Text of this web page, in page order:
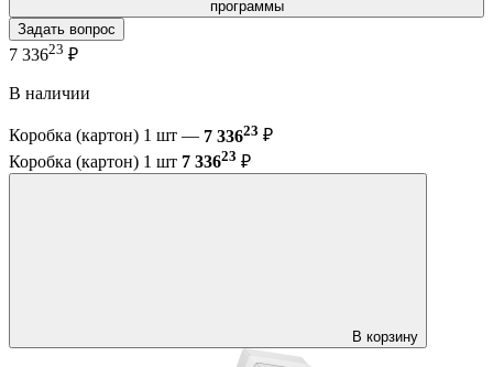
программы
Задать вопрос
7 33623 ₽
В наличии
Коробка (картон) 1 шт — 7 33623 ₽
Коробка (картон) 1 шт 7 33623 ₽
В корзину